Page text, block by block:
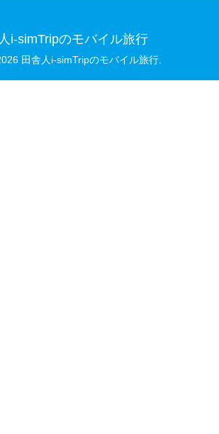
i-simTripのモバイル旅行
田舎人i-simTripのモバイル旅行.